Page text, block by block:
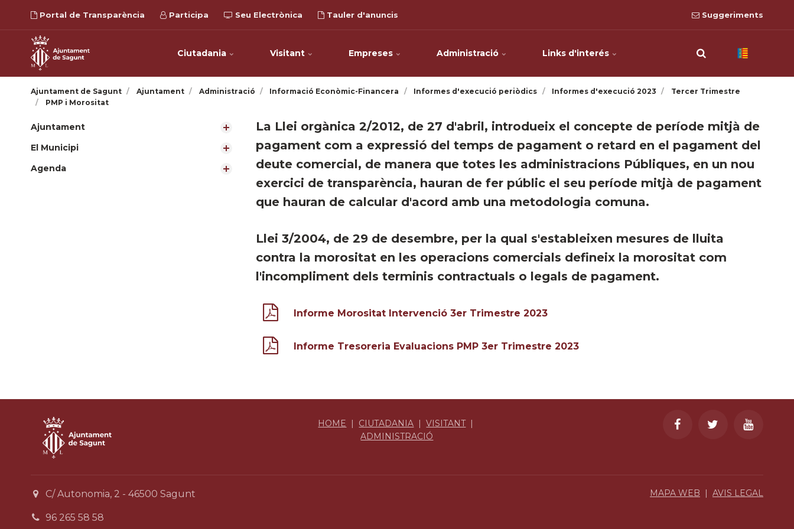
Portal de Transparència Participa Seu Electrònica Tauler d'anuncis Suggeriments
Ciutadania Visitant Empreses Administració Links d'interés
Ajuntament de Sagunt Ajuntament Administració Informació Econòmic-Financera Informes d'execució periòdics Informes d'execució 2023
Tercer Trimestre
PMP i Morositat
Ajuntament
El Municipi
Agenda
​La Llei orgànica 2/2012, de 27 d'abril, introdueix el concepte de període mitjà de
pagament com a expressió del temps de pagament o retard en el pagament del
deute comercial, de manera que totes les administracions Públiques, en un nou
exercici de transparència, hauran de fer públic el seu període mitjà de pagament
que hauran de calcular d'acord amb una metodologia comuna.
Llei 3/2004, de 29 de desembre, per la qual s'estableixen mesures de lluita
contra la morositat en les operacions comercials defineix la morositat com
l'incompliment dels terminis contractuals o legals de pagament.
Informe Morositat Intervenció 3er Trimestre 2023
Informe Tresoreria Evaluacions PMP 3er Trimestre 2023
HOME | CIUTADANIA |VISITANT|
ADMINISTRACIÓ
C/ Autonomia, 2 - 46500 Sagunt
96 265 58 58
MAPA WEB | AVIS LEGAL